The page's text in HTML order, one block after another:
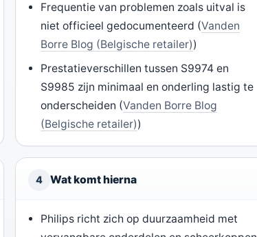
Frequentie van problemen zoals uitval is
niet officieel gedocumenteerd (Vanden
Borre Blog (Belgische retailer))
Prestatieverschillen tussen S9974 en
S9985 zijn minimaal en onderling lastig te
onderscheiden (Vanden Borre Blog
(Belgische retailer))
4 Wat komt hierna
Philips richt zich op duurzaamheid met